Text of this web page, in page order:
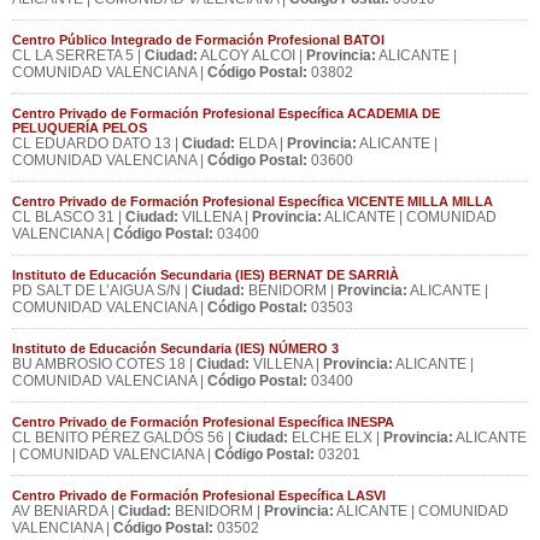
Centro Público Integrado de Formación Profesional BATOI
CL LA SERRETA 5 | Ciudad: ALCOY ALCOI | Provincia: ALICANTE |
COMUNIDAD VALENCIANA | Código Postal: 03802
Centro Privado de Formación Profesional Específica ACADEMIA DE
PELUQUERÍA PELOS
CL EDUARDO DATO 13 | Ciudad: ELDA | Provincia: ALICANTE |
COMUNIDAD VALENCIANA | Código Postal: 03600
Centro Privado de Formación Profesional Específica VICENTE MILLA MILLA
CL BLASCO 31 | Ciudad: VILLENA | Provincia: ALICANTE | COMUNIDAD
VALENCIANA | Código Postal: 03400
Instituto de Educación Secundaria (IES) BERNAT DE SARRIÀ
PD SALT DE L’AIGUA S/N | Ciudad: BENIDORM | Provincia: ALICANTE |
COMUNIDAD VALENCIANA | Código Postal: 03503
Instituto de Educación Secundaria (IES) NÚMERO 3
BU AMBROSIO COTES 18 | Ciudad: VILLENA | Provincia: ALICANTE |
COMUNIDAD VALENCIANA | Código Postal: 03400
Centro Privado de Formación Profesional Específica INESPA
CL BENITO PÉREZ GALDÓS 56 | Ciudad: ELCHE ELX | Provincia: ALICANTE
| COMUNIDAD VALENCIANA | Código Postal: 03201
Centro Privado de Formación Profesional Específica LASVI
AV BENIARDA | Ciudad: BENIDORM | Provincia: ALICANTE | COMUNIDAD
VALENCIANA | Código Postal: 03502